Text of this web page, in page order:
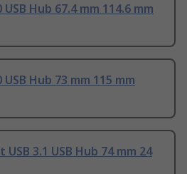
Hub 67.4 mm 114.6 mm
USB Hub 73 mm 115 mm
3.1 USB Hub 74 mm 24